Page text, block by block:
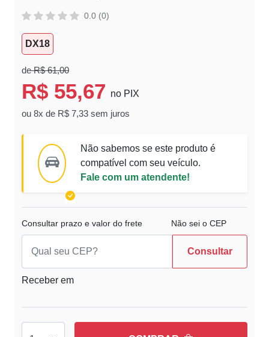
0.0 (0)
DX18
deR$ 61,00
R$ 55,67 no PIX
ou 8x de R$ 7,33 sem juros
Não sabemos se este produto é
compatível com seu veículo.
Fale com um atendente!
Consultar prazo e valor do frete Não sei o CEP
Consultar
Receber em